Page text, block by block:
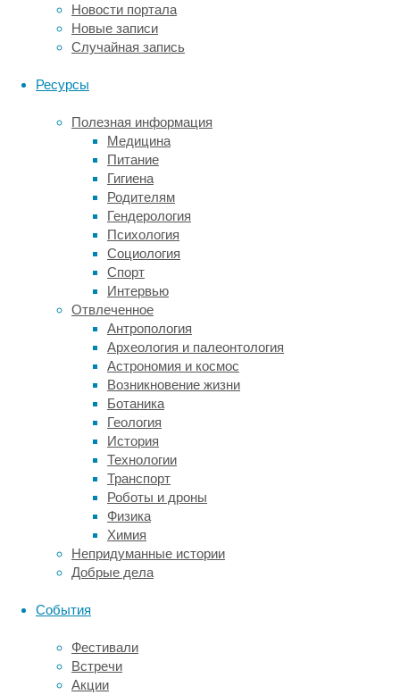
Новости портала
Новые записи
Случайная запись
Ресурсы
Полезная информация
Медицина
Питание
Гигиена
Родителям
Гендерология
Психология
Социология
Спорт
Интервью
Отвлеченное
Антропология
Археология и палеонтология
Астрономия и космос
Возникновение жизни
Ботаника
Геология
История
Технологии
Транспорт
Роботы и дроны
Физика
Химия
Непридуманные истории
Добрые дела
События
Фестивали
Встречи
Акции
британского
биобанка.
Алгоритм
1.079
измеримых
параметров
мозга
—
от
толщины
коры
до
объема
подкорковых
структур.
Итоговая
модель
оказалась
чрезвычайно
точной:
её
ошибка
предсказании
возраста
составила
всего
±3,26
года.
модель